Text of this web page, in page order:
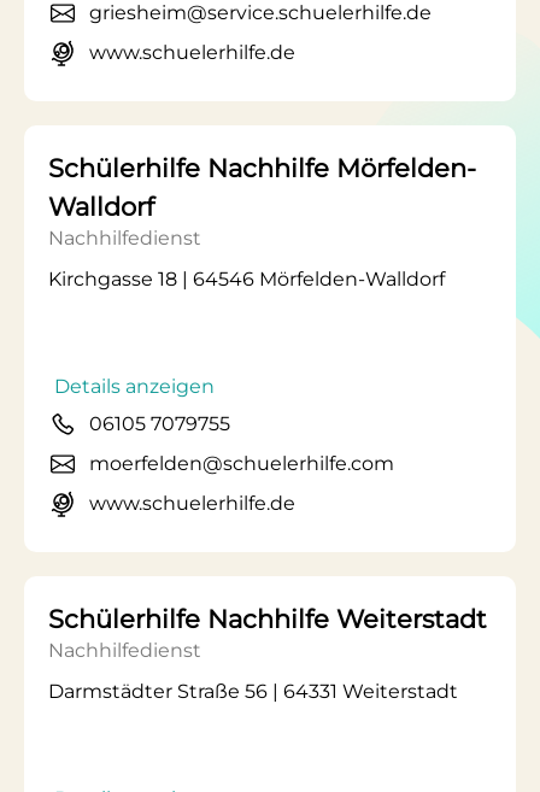
griesheim@service.schuelerhilfe.de
www.schuelerhilfe.de
Schülerhilfe Nachhilfe Mörfelden-
Walldorf
Nachhilfedienst
Kirchgasse 18 | 64546 Mörfelden-Walldorf
Details anzeigen
06105 7079755
moerfelden@schuelerhilfe.com
www.schuelerhilfe.de
Schülerhilfe Nachhilfe Weiterstadt
Nachhilfedienst
Darmstädter Straße 56 | 64331 Weiterstadt